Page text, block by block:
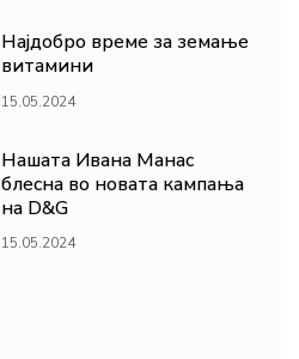
Најдобро време за земање
витамини
15.05.2024
Нашата Ивана Манас
блесна во новата кампања
на D&G
15.05.2024